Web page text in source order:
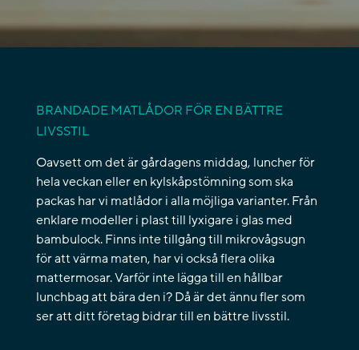
BRANDADE MATLÅDOR FÖR EN BÄTTRE
LIVSSTIL
Oavsett om det är gårdagens middag, luncher för
hela veckan eller en kylskåpstömning som ska
packas har vi matlådor i alla möjliga varianter. Från
enklare modeller i plast till lyxigare i glas med
bambulock. Finns inte tillgång till mikrovågsugn
för att värma maten, har vi också flera olika
mattermosar. Varför inte lägga till en hållbar
lunchbag att bära den i? Då är det ännu fler som
ser att ditt företag bidrar till en bättre livsstil.